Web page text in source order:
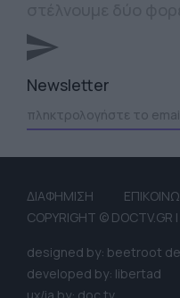
Newsletter
ΔΙΑΦΗΜΙΣΗ
COPYRIGHT ©
designed by: beetroot
developed by: libertad